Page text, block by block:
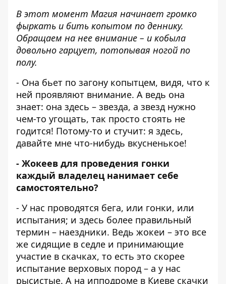
В этот момент Магия начинает громко
фыркать и бить копытом по деннику.
Обращаем на нее внимание – и кобыла
довольно гарцует, потопывая ногой по
полу.
- Она бьет по загону копытцем, видя, что к
ней проявляют внимание. А ведь она
знает: она здесь – звезда, а звезд нужно
чем-то угощать, так просто стоять не
годится! Потому-то и стучит: я здесь,
давайте мне что-нибудь вкусненькое!
- Жокеев для проведения гонки
каждый владелец нанимает себе
самостоятельно?
- У нас проводятся бега, или гонки, или
испытания; и здесь более правильный
термин – наездники. Ведь жокеи – это все
же сидящие в седле и принимающие
участие в скачках, то есть это скорее
испытание верховых пород – а у нас
рысистые. А на ипподроме в Киеве скачки